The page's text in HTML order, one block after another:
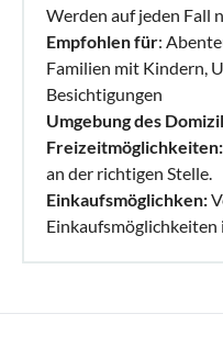
Werden auf jeden Fall
Empfohlen für:
Familien mit Kindern,
Besichtigungen
Umgebung des
Freizeitmöglichkeiten:
an der richtigen Stelle.
Einkaufsmöglichken:
Einkaufsmöglichkeiten